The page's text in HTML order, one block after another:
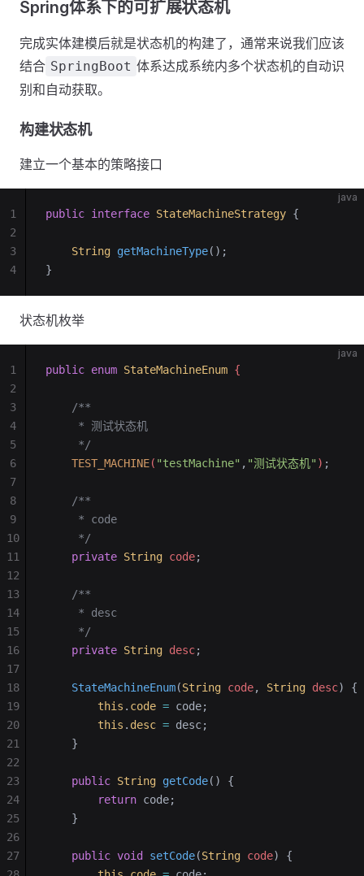
Spring体系下的可扩展状态机
完成实体建模后就是状态机的构建了，通常来说我们应该
结合 SpringBoot 体系达成系统内多个状态机的自动识
别和自动获取。
构建状态机
建立一个基本的策略接口
java
public interface StateMachineStrategy {
    String
getMachineType();
}
1
2
3
4
状态机枚举
java
public enum StateMachineEnum {
    /**
     * 测试状态机
     */
    TEST_MACHINE
( "testMachine" , "测试状态机" ) ;
    /**
     * code
     */
    private
String code;
    /**
     * desc
     */
    private
String desc;
    StateMachineEnum
(String code, String desc)
{
        this
. code = code;
        this
. desc = desc;
    }
    public
String getCode()
{
        return
code;
    }
    public
void setCode(String code)
{
1
2
3
4
5
6
7
8
9
10
11
12
13
14
15
16
17
18
19
20
21
22
23
24
25
26
27